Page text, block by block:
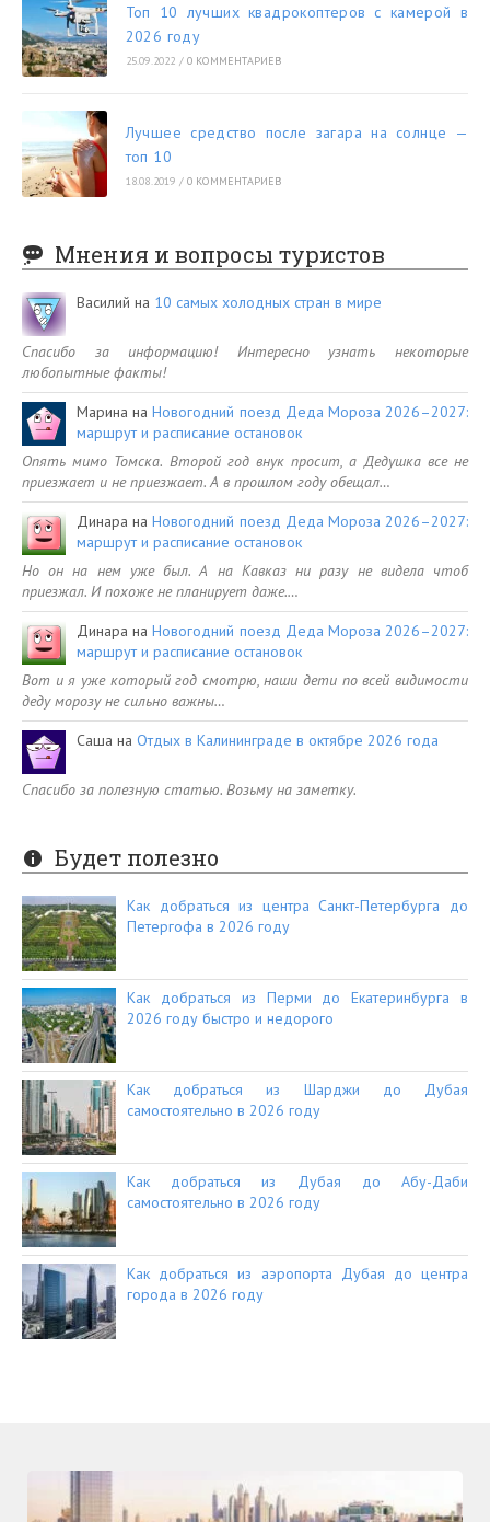
Топ 10 лучших квадрокоптеров с камерой в
2026 году
25.09.2022 / 0 КОММЕНТАРИЕВ
Лучшее средство после загара на солнце —
топ 10
18.08.2019 / 0 КОММЕНТАРИЕВ
Мнения и вопросы туристов
Василий на 10 самых холодных стран в мире
Спасибо за информацию! Интересно узнать некоторые
любопытные факты!
Марина наНовогодний поезд Деда Мороза 2026–2027:
маршрут и расписание остановок
Опять мимо Томска. Второй год внук просит, а Дедушка все не
приезжает и не приезжает. А в прошлом году обещал…
Динара наНовогодний поезд Деда Мороза 2026–2027:
маршрут и расписание остановок
Но он на нем уже был. А на Кавказ ни разу не видела чтоб
приезжал. И похоже не планирует даже.…
Динара наНовогодний поезд Деда Мороза 2026–2027:
маршрут и расписание остановок
Вот и я уже который год смотрю, наши дети по всей видимости
деду морозу не сильно важны…
Саша на Отдых в Калининграде в октябре 2026 года
Спасибо за полезную статью. Возьму на заметку.
Будет полезно
Как добраться из центра Санкт-Петербурга до
Петергофа в 2026 году
Как добраться из Перми до Екатеринбурга в
2026 году быстро и недорого
Как добраться из Шарджи до Дубая
самостоятельно в 2026 году
Как добраться из Дубая до Абу-Даби
самостоятельно в 2026 году
Как добраться из аэропорта Дубая до центра
города в 2026 году